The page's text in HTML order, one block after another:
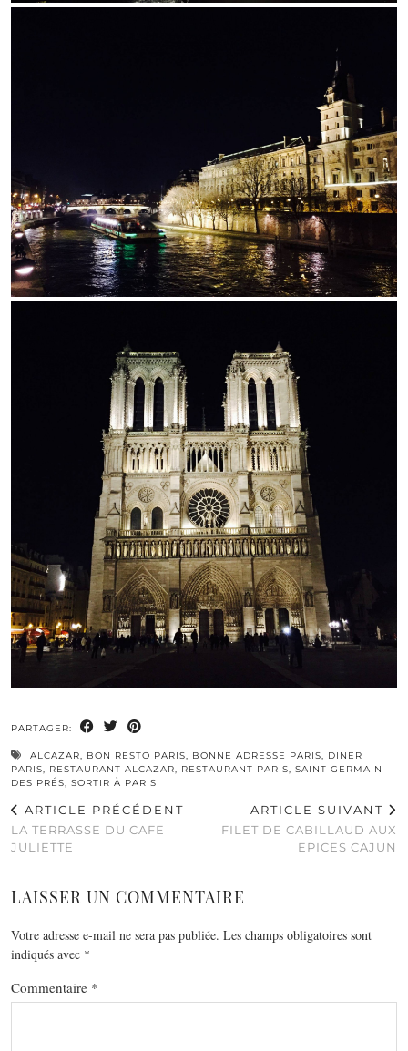
PARTAGER:
ALCAZAR, BON RESTO PARIS, BONNE ADRESSE PARIS, DINER
PARIS, RESTAURANT ALCAZAR, RESTAURANT PARIS, SAINT GERMAIN
DES PRÉS, SORTIR À PARIS
ARTICLE PRÉCÉDENT
LA TERRASSE DU CAFE
JULIETTE
ARTICLE SUIVANT
FILET DE CABILLAUD AUX
EPICES CAJUN
LAISSER UN COMMENTAIRE
Votre adresse e-mail ne sera pas publiée. Les champs obligatoires sont
indiqués avec *
Commentaire *